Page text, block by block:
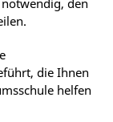
den
die Ihnen
helfen